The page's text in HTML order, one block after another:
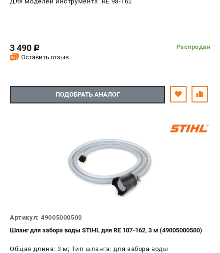
3 490 c
Распродан
Оставить отзыв
ПОДОБРАТЬ АНАЛОГ
Артикул: 49005000500
Шланг для забора воды STIHL для RE 107-162, 3 м (49005000500)
Общая длина: 3 м; Тип шланга: для забора воды